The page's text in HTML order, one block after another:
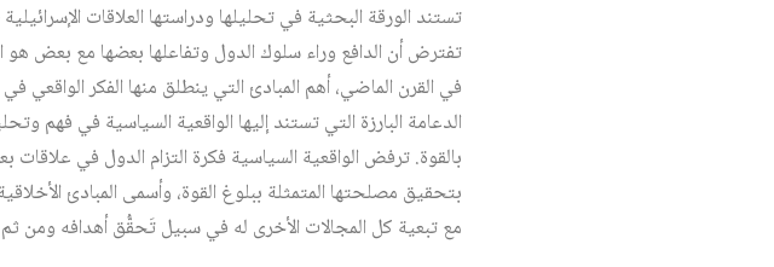
تستند الورقة البحثية في تحليلها ودراستها العلاقات
تفترض أن الدافع وراء سلوك الدول وتفاعلها بعضها مع بعض هو
في القرن الماضي، أهم المبادئ التي ينطلق منها الفكر الواقعي
الدعامة البارزة التي تستند إليها الواقعية السياسية في فهم
بالقوة. ترفض الواقعية السياسية فكرة التزام الدول في علاقات
بتحقيق مصلحتها المتمثلة ببلوغ القوة، وأسمى المبادئ
مع تبعية كل المجالات الأخرى له في سبيل تَحقُّق أهدافه ومن ثم